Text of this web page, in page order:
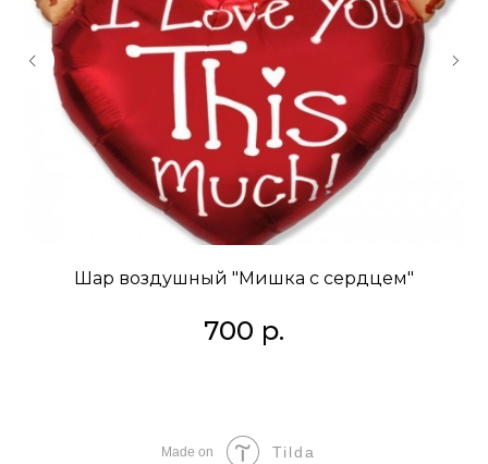
Шар воздушный "Мишка с сердцем"
700 р.
Made on Tilda